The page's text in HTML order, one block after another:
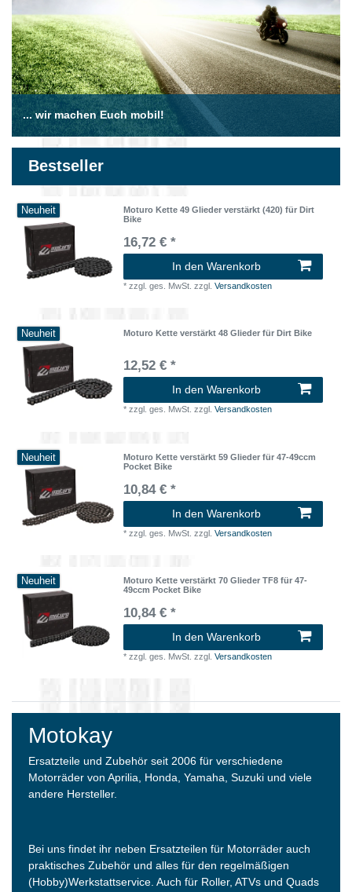
... wir machen Euch mobil!
Bestseller
Neuheit
Moturo Kette 49 Glieder verstärkt (420) für Dirt
Bike
16,72 € *
In den Warenkorb
*zzgl. ges. MwSt. zzgl.Versandkosten
Neuheit Moturo Kette verstärkt 48 Glieder für Dirt Bike
12,52 € *
In den Warenkorb
*zzgl. ges. MwSt. zzgl.Versandkosten
Neuheit
Moturo Kette verstärkt 59 Glieder für 47-49ccm
Pocket Bike
10,84 € *
In den Warenkorb
*zzgl. ges. MwSt. zzgl.Versandkosten
Neuheit
Moturo Kette verstärkt 70 Glieder TF8 für 47-
49ccm Pocket Bike
10,84 € *
In den Warenkorb
*zzgl. ges. MwSt. zzgl.Versandkosten
Motokay
Ersatzteile und Zubehör seit 2006 für verschiedene
Motorräder von Aprilia, Honda, Yamaha, Suzuki und viele
andere Hersteller.
Bei uns findet ihr neben Ersatzteilen für Motorräder auch
praktisches Zubehör und alles für den regelmäßigen
(Hobby)Werkstattservice. Auch für Roller, ATVs und Quads